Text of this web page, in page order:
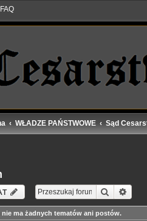
FAQ
WŁADZE PAŃSTWOWE Sąd
Szukaj
nie ma żadnych tematów ani postów.